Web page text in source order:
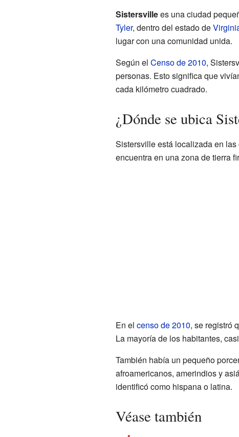
Sistersvillees una ciudad
Tyler, dentro del estado de
lugar con una comunidad unida.
Según el Censo de 2010,
personas. Esto significa que
cada kilómetro cuadrado.
¿Dónde se ubica
Sistersville está localizada en
encuentra en una zona de tierra
En el censo de 2010, se registró
La mayoría de los habitantes,
También había un pequeño
afroamericanos, amerindios y
identificó como hispana o latina.
Véase también